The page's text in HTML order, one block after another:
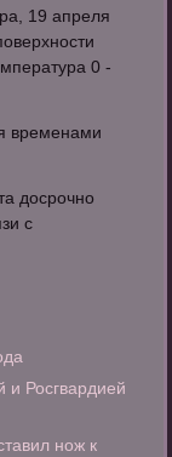
19 апреля
0 -
временами
досрочно
с
Росгвардией
нож к